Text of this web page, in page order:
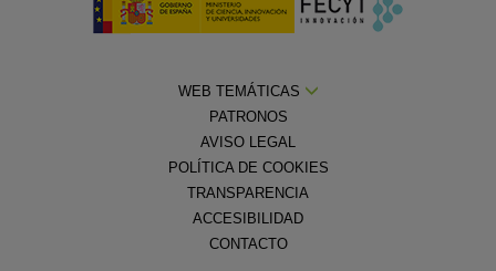
WEB TEMÁTICAS
PATRONOS
AVISO LEGAL
POLÍTICA DE COOKIES
TRANSPARENCIA
ACCESIBILIDAD
CONTACTO